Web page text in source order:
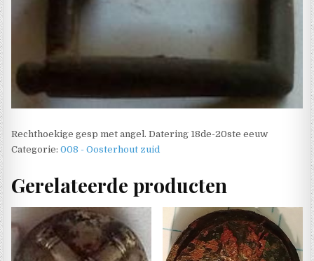
Rechthoekige gesp met angel. Datering 18de-20ste eeuw
Categorie:008 - Oosterhout zuid
Gerelateerde producten